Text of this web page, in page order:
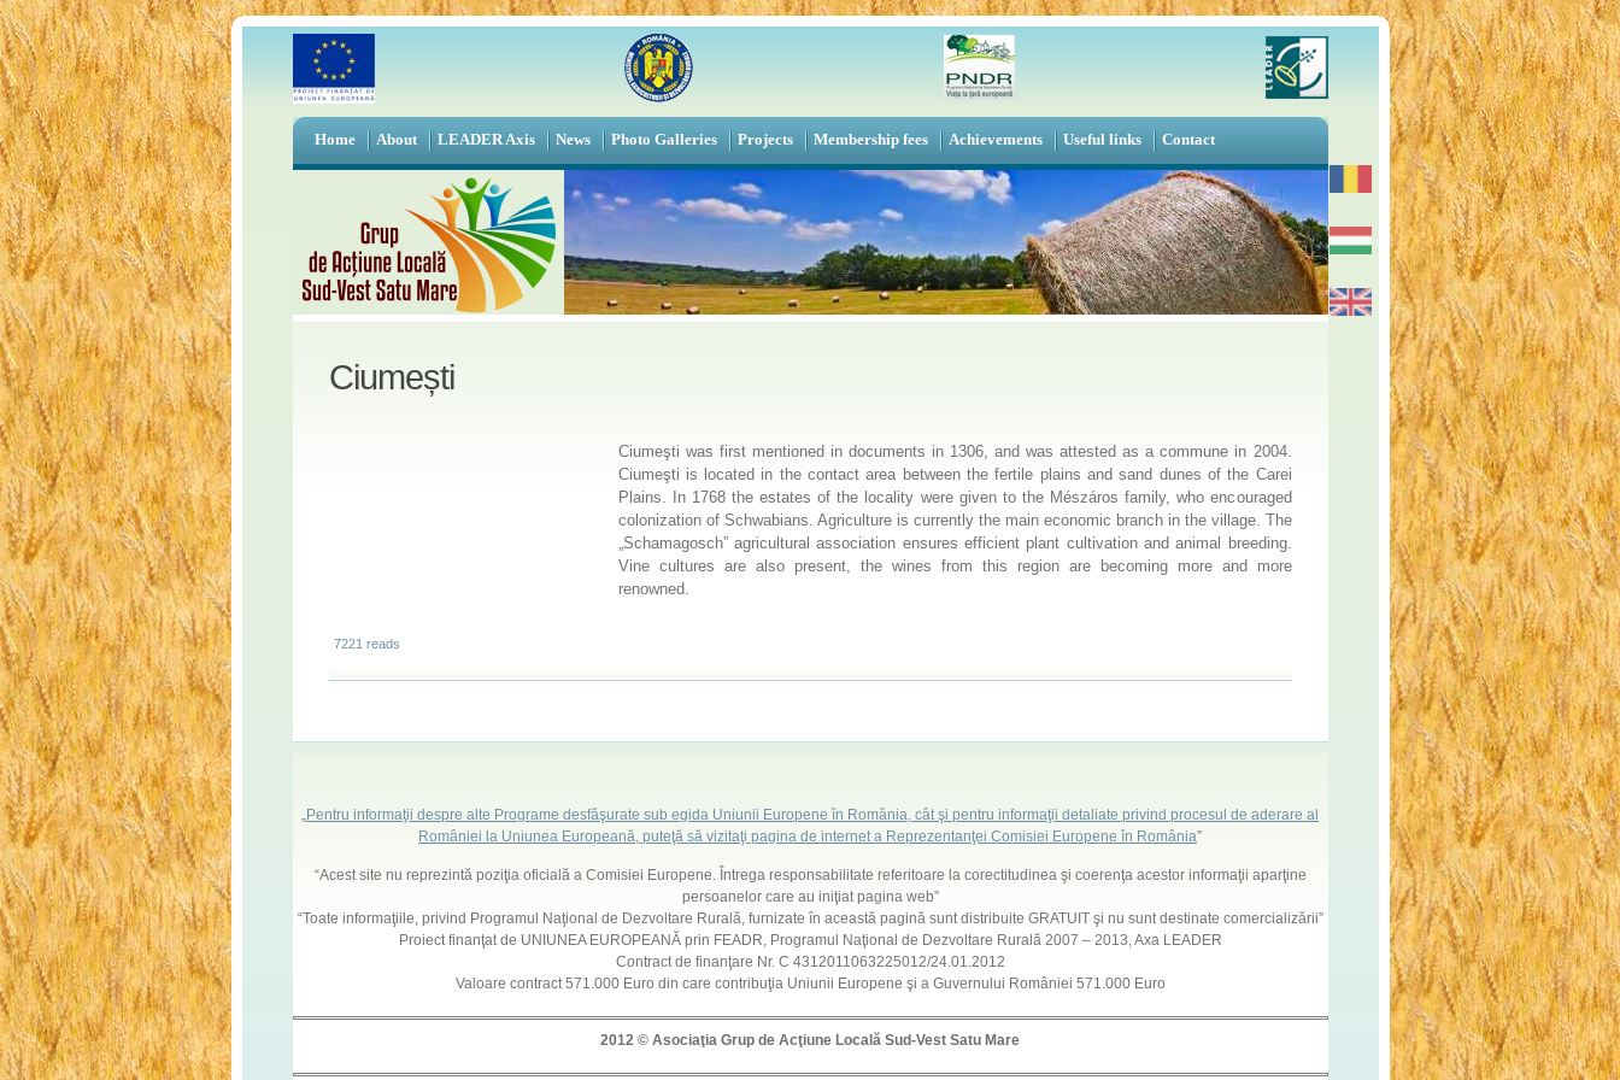
Home About LEADER Axis News Photo Galleries Projects Membership fees Achievements Useful links Contact
Ciumești
Ciumeşti was first mentioned in documents in 1306, and was attested as a commune in 2004.
Ciumeşti is located in the contact area between the fertile plains and sand dunes of the Carei
Plains. In 1768 the estates of the locality were given to the Mészáros family, who encouraged
colonization of Schwabians. Agriculture is currently the main economic branch in the village. The
„Schamagosch” agricultural association ensures efficient plant cultivation and animal breeding.
Vine cultures are also present, the wines from this region are becoming more and more
renowned.
7221 reads
„Pentru informaţii despre alte Programe desfăşurate sub egida Uniunii Europene în România, cât şi pentru informaţii detaliate privind procesul de aderare al
României la Uniunea Europeană, puteţă să vizitaţi pagina de internet a Reprezentanţei Comisiei Europene în România”
“Acest site nu reprezintă poziţia oficială a Comisiei Europene. Întrega responsabilitate referitoare la corectitudinea şi coerenţa acestor informaţii aparţine
persoanelor care au iniţiat pagina web”
“Toate informaţiile, privind Programul Naţional de Dezvoltare Rurală, furnizate în această pagină sunt distribuite GRATUIT şi nu sunt destinate comercializării”
Proiect finanţat de UNIUNEA EUROPEANĂ prin FEADR, Programul Naţional de Dezvoltare Rurală 2007 – 2013, Axa LEADER
Contract de finanţare Nr. C 4312011063225012/24.01.2012
Valoare contract 571.000 Euro din care contribuţia Uniunii Europene şi a Guvernului României 571.000 Euro
2012 © Asociaţia Grup de Acţiune Locală Sud-Vest Satu Mare